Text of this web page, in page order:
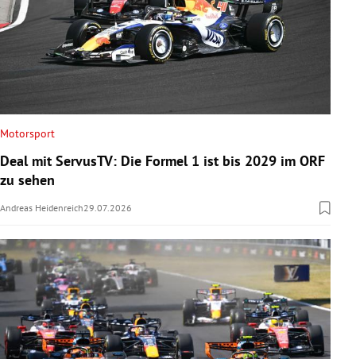
Motorsport
Deal mit ServusTV: Die Formel 1 ist bis 2029 im ORF
zu sehen
Andreas Heidenreich29.07.2026